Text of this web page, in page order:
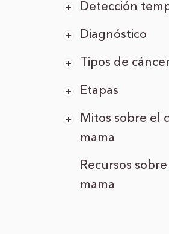
Detección
Diagnóstico
Tipos de
Etapas
Mitos sobre el
mama
Recursos
mama